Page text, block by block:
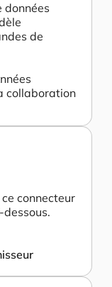
données
de
collaboration
connecteur